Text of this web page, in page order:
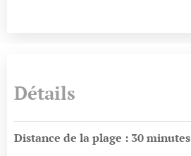
Détails
Distance de la plage : 30 minutes